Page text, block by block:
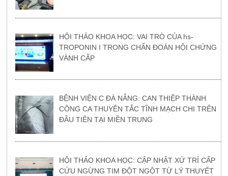
HỘI THẢO KHOA HỌC: VAI TRÒ CỦA hs-
TROPONIN I TRONG CHẨN ĐOÁN HỘI CHỨNG
VÀNH CẤP
BỆNH VIỆN C ĐÀ NẴNG: CAN THIỆP THÀNH
CÔNG CA THUYÊN TẮC TĨNH MẠCH CHI TRÊN
ĐẦU TIÊN TẠI MIỀN TRUNG
HỘI THẢO KHOA HỌC: CẬP NHẬT XỬ TRÍ CẤP
CỨU NGỪNG TIM ĐỘT NGỘT TỪ LÝ THUYẾT